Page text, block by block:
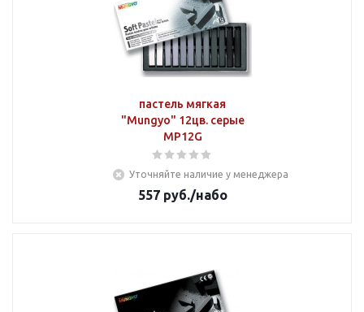
пастель мягкая
"Mungyo" 12цв. серые
MP12G
Уточняйте наличие у менеджера
557руб./набо